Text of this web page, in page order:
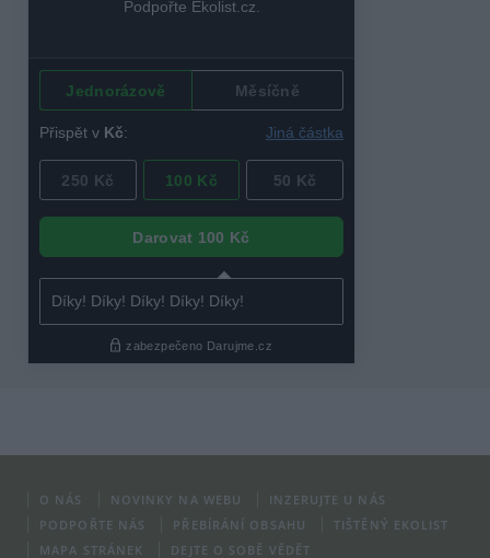
O NÁS NOVINKY NA WEBU
INZERUJTE U NÁS
PODPOŘTE NÁS
PŘEBÍRÁNÍ OBSAHU
TIŠTĚNÝ EKOLIST
MAPA STRÁNEK
DEJTE O SOBĚ VĚDĚT